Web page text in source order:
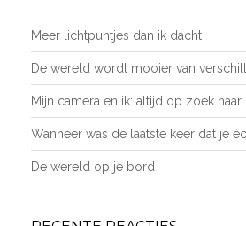
Meer lichtpuntjes dan ik dacht
De wereld wordt mooier van
Mijn camera en ik: altijd op zoek naar
Wanneer was de laatste keer dat je
De wereld op je bord